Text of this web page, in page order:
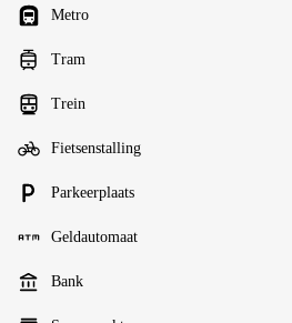
Metro
Tram
Trein
Fietsenstalling
Parkeerplaats
Geldautomaat
Bank